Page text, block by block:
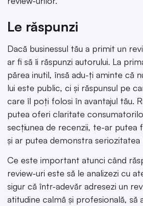
Le răspunzi
Dacă businessul tău a primit un
ar fi să îi răspunzi autorului. La
părea inutil, însă adu-ți aminte că
lui este public, ci și răspunsul pe
care îl poți folosi în avantajul tău.
putea oferi claritate
secțiunea de recenzii, te-ar putea
și ar putea demonstra seriozitatea
Ce este important atunci când
review-uri este să le analizezi cu
sigur că într-adevăr adresezi un
atitudine calmă și profesională, să